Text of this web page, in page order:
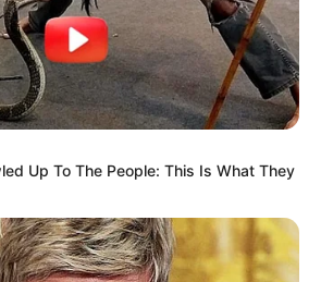
Up To The People: This Is What They